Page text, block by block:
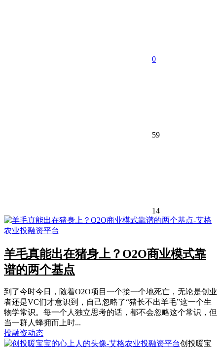
0
59
14
羊毛真能出在猪身上？O2O商业模式靠
谱的两个基点
到了今时今日，随着O2O项目一个接一个地死亡，无论是创业
者还是VC们才意识到，自己忽略了“猪长不出羊毛”这一个生
物学常识。每一个人独立思考的话，都不会忽略这个常识，但
当一群人蜂拥而上时...
投融资动态
创投暖宝